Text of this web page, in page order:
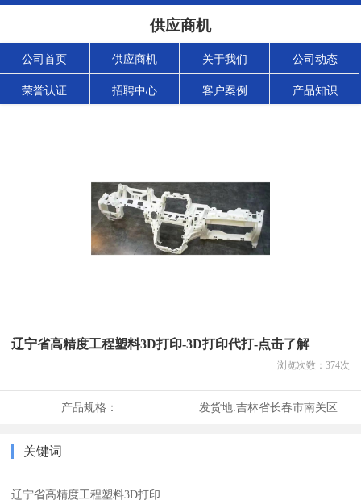
供应商机
公司首页 供应商机 关于我们 公司动态
荣誉认证 招聘中心 客户案例 产品知识
辽宁省高精度工程塑料3D打印-3D打印代打-点击了解
浏览次数： 374次
产品规格： 发货地:吉林省长春市南关区
关键词
辽宁省高精度工程塑料3D打印